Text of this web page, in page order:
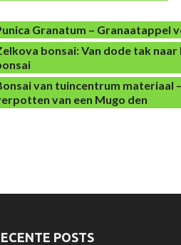
Granatum – Granaatappel
bonsai: Van dode tak naar
van tuincentrum materiaal –
van een Mugo den
POSTS